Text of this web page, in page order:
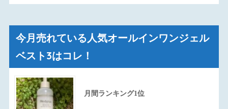
今月売れている人気オールインワンジェル
ベスト3はコレ！
月間ランキング1位